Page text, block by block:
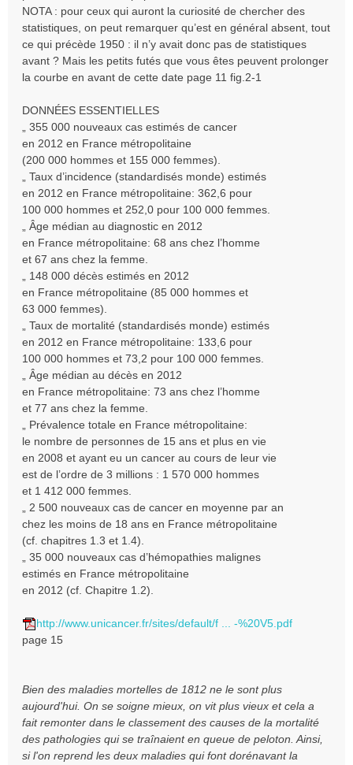
NOTA : pour ceux qui auront la curiosité de chercher des
statistiques, on peut remarquer qu’est en général absent, tout
ce qui précède 1950 : il n’y avait donc pas de statistiques
avant ? Mais les petits futés que vous êtes peuvent prolonger
la courbe en avant de cette date page 11 fig.2-1
DONNÉES ESSENTIELLES
„ 355 000 nouveaux cas estimés de cancer
en 2012 en France métropolitaine
(200 000 hommes et 155 000 femmes).
„ Taux d’incidence (standardisés monde) estimés
en 2012 en France métropolitaine: 362,6 pour
100 000 hommes et 252,0 pour 100 000 femmes.
„ Âge médian au diagnostic en 2012
en France métropolitaine: 68 ans chez l’homme
et 67 ans chez la femme.
„ 148 000 décès estimés en 2012
en France métropolitaine (85 000 hommes et
63 000 femmes).
„ Taux de mortalité (standardisés monde) estimés
en 2012 en France métropolitaine: 133,6 pour
100 000 hommes et 73,2 pour 100 000 femmes.
„ Âge médian au décès en 2012
en France métropolitaine: 73 ans chez l’homme
et 77 ans chez la femme.
„ Prévalence totale en France métropolitaine:
le nombre de personnes de 15 ans et plus en vie
en 2008 et ayant eu un cancer au cours de leur vie
est de l’ordre de 3 millions : 1 570 000 hommes
et 1 412 000 femmes.
„ 2 500 nouveaux cas de cancer en moyenne par an
chez les moins de 18 ans en France métropolitaine
(cf. chapitres 1.3 et 1.4).
„ 35 000 nouveaux cas d’hémopathies malignes
estimés en France métropolitaine
en 2012 (cf. Chapitre 1.2).
http://www.unicancer.fr/sites/default/f ... -%20V5.pdf
page 15
Bien des maladies mortelles de 1812 ne le sont plus
aujourd'hui. On se soigne mieux, on vit plus vieux et cela a
fait remonter dans le classement des causes de la mortalité
des pathologies qui se traînaient en queue de peloton. Ainsi,
si l'on reprend les deux maladies qui font dorénavant la